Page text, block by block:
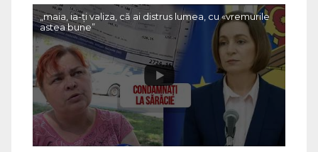
„maia, ia-ți valiza, că ai distrus lumea, cu «vremurile
astea bune”